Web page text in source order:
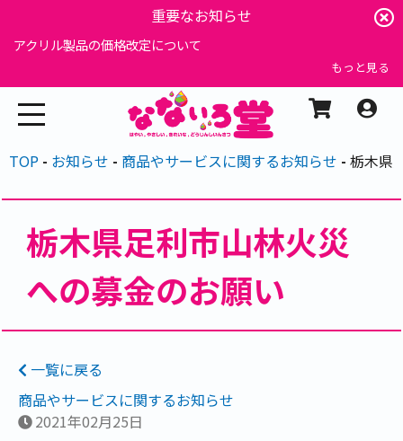
重要なお知らせ
アクリル製品の価格改定について
もっと見る
TOP お知らせ 商品やサービスに関するお知らせ 栃木県
栃木県足利市山林火災
への募金のお願い
一覧に戻る
商品やサービスに関するお知らせ
2021年02月25日